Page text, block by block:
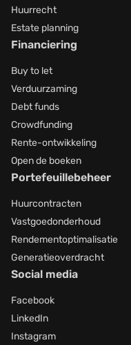
Huurrecht
Estate planning
Financiering
Buy to let
Verduurzaming
Debt funds
Crowdfunding
Rente-ontwikkeling
Open de boeken
Portefeuillebeheer
Huurcontracten
Vastgoedonderhoud
Rendementoptimalisatie
Generatieoverdracht
Social media
Facebook
LinkedIn
Instagram